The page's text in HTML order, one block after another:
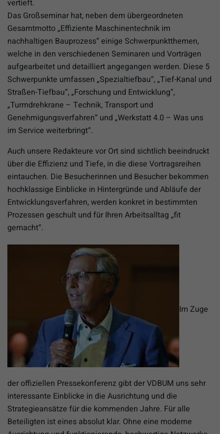
vertieft.
Das Großseminar hat, neben dem übergeordneten
Gesamtmotto „Effiziente Maschinentechnik im
nachhaltigen Bauprozess“ einige Schwerpunktthemen,
welche in den verschiedenen Seminaren und Vorträgen
aufgearbeitet und detailliert angegangen werden. Diese 5
Schwerpunkte umfassen „Spezialtiefbau“, „Tief-Kanal und
Straßen-Tiefbau“, „Forschung und Entwicklung“,
„Turmdrehkrane – Technik, Transport und
Genehmigungsverfahren“ und „Werkstatt 4.0 – Was uns
im Service weiterbringt“.
Auch unsere Redakteure vor Ort sind sichtlich beeindruckt
über die Effizienz und Tiefe, in die diese Vortragsreihen
eintauchen. Die Besucherinnen und Besucher bekommen
hochklassige Einblicke in Hintergründe und Abläufe der
Entwicklungsverfahren, werden konkret in bestimmten
Prozessen geschult und für Ihren Arbeitsalltag „fit
gemacht“.
Im Zuge
der offiziellen Pressekonferenz gibt der VDBUM uns sehr
interessante Einblicke in die Ausrichtung und die
Strategieansätze für die kommenden Jahre. Für alle
Beteiligten ist eines absolut klar. Ohne eine moderne